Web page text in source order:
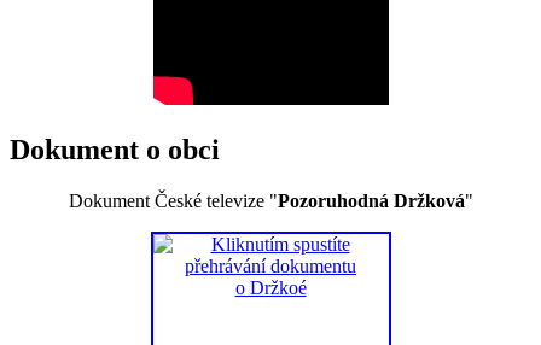
Dokument o obci
Dokument České televize "Pozoruhodná Držková"